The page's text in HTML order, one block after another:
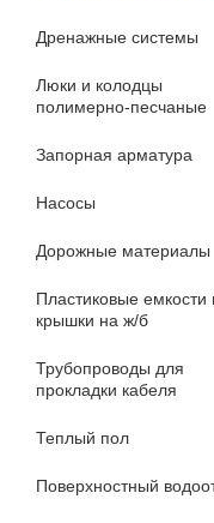
Дренажные системы
Люки и колодцы
полимерно-песчаные
Запорная арматура
Насосы
Дорожные материалы
Пластиковые емкости
крышки на ж/б
Трубопроводы для
прокладки кабеля
Теплый пол
Поверхностный